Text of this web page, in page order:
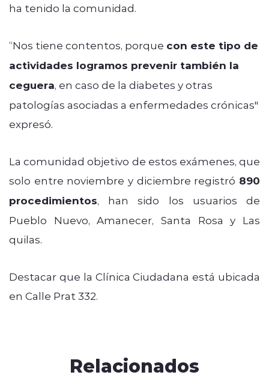
ha tenido la comunidad.
“Nos tiene contentos, porque con este tipo de
actividades logramos prevenir también la
ceguera, en caso de la diabetes y otras
patologías asociadas a enfermedades crónicas"
expresó.
La comunidad objetivo de estos exámenes, que
solo entre noviembre y diciembre registró 890
procedimientos, han sido los usuarios de
Pueblo Nuevo, Amanecer, Santa Rosa y Las
quilas.
Destacar que la Clínica Ciudadana está ubicada
en Calle Prat 332.
Relacionados